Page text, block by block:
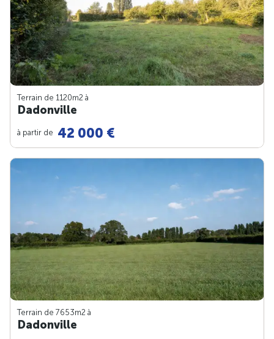
Terrain de 1120m2 à
Dadonville
à partir de 42 000 €
Terrain de 7653m2 à
Dadonville